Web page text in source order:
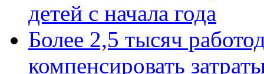
детей с начала года
Более 2,5 тысяч
компенсировать